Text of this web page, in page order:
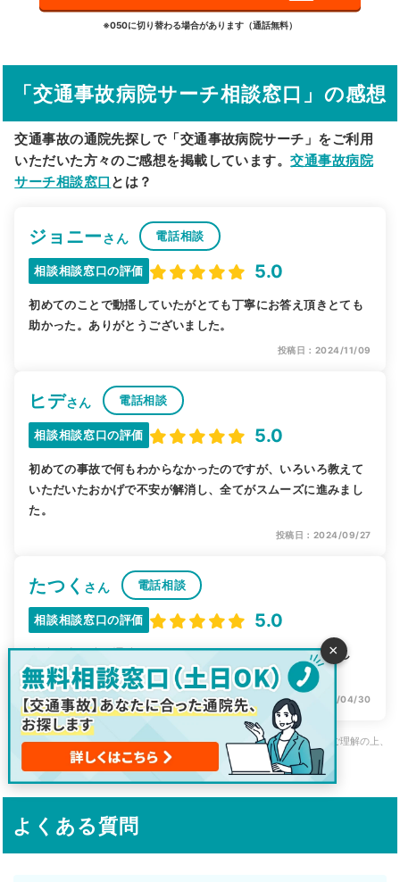
詳細条件で絞り込む
駅から探す 院名から探す
※050に切り替わる場合があります（通話無料）
「交通事故病院サーチ相談窓口」の感想
交通事故の通院先探しで「交通事故病院サーチ」をご利用
いただいた方々のご感想を掲載しています。交通事故病院
サーチ相談窓口 とは？
ジョニーさん 電話相談
相談相談窓口の評価 5.0
初めてのことで動揺していたがとても丁寧にお答え頂きとても
助かった。ありがとうございました。
投稿日：2024/11/09
ヒデさん 電話相談
相談相談窓口の評価 5.0
初めての事故で何もわからなかったのですが、いろいろ教えて
いただいたおかげで不安が解消し、全てがスムーズに進みまし
た。
投稿日：2024/09/27
たつく さん 電話相談
相談相談窓口の評価 5.0
病院、接骨院も通院終了するまでとてもスムーズに進みまし
た、今日で通院も終わりになりました
投稿日：2024/04/30
※上記はご利用者様のご利用当時の主観的なご意見・ご感想です。その点ご理解の上、
一つの参考としてご活用ください。
よくある質問
×